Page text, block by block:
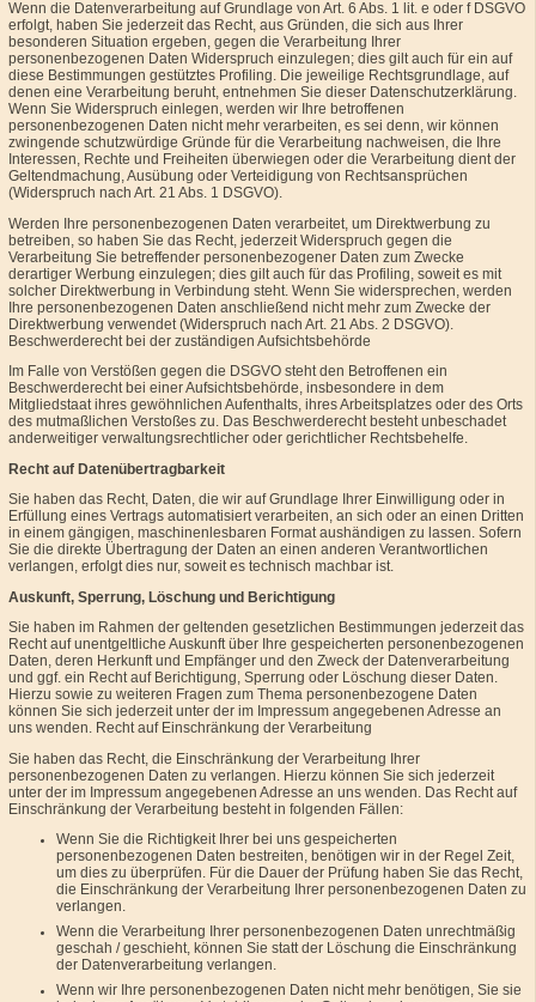
Wenn die Datenverarbeitung auf Grundlage von Art. 6 Abs. 1 lit. e oder f DSGVO
erfolgt, haben Sie jederzeit das Recht, aus Gründen, die sich aus Ihrer
besonderen Situation ergeben, gegen die Verarbeitung Ihrer
personenbezogenen Daten Widerspruch einzulegen; dies gilt auch für ein auf
diese Bestimmungen gestütztes Profiling. Die jeweilige Rechtsgrundlage, auf
denen eine Verarbeitung beruht, entnehmen Sie dieser Datenschutzerklärung.
Wenn Sie Widerspruch einlegen, werden wir Ihre betroffenen
personenbezogenen Daten nicht mehr verarbeiten, es sei denn, wir können
zwingende schutzwürdige Gründe für die Verarbeitung nachweisen, die Ihre
Interessen, Rechte und Freiheiten überwiegen oder die Verarbeitung dient der
Geltendmachung, Ausübung oder Verteidigung von Rechtsansprüchen
(Widerspruch nach Art. 21 Abs. 1 DSGVO).
Werden Ihre personenbezogenen Daten verarbeitet, um Direktwerbung zu
betreiben, so haben Sie das Recht, jederzeit Widerspruch gegen die
Verarbeitung Sie betreffender personenbezogener Daten zum Zwecke
derartiger Werbung einzulegen; dies gilt auch für das Profiling, soweit es mit
solcher Direktwerbung in Verbindung steht. Wenn Sie widersprechen, werden
Ihre personenbezogenen Daten anschließend nicht mehr zum Zwecke der
Direktwerbung verwendet (Widerspruch nach Art. 21 Abs. 2 DSGVO).
Beschwerderecht bei der zuständigen Aufsichtsbehörde
Im Falle von Verstößen gegen die DSGVO steht den Betroffenen ein
Beschwerderecht bei einer Aufsichtsbehörde, insbesondere in dem
Mitgliedstaat ihres gewöhnlichen Aufenthalts, ihres Arbeitsplatzes oder des Orts
des mutmaßlichen Verstoßes zu. Das Beschwerderecht besteht unbeschadet
anderweitiger verwaltungsrechtlicher oder gerichtlicher Rechtsbehelfe.
Recht auf Datenübertragbarkeit
Sie haben das Recht, Daten, die wir auf Grundlage Ihrer Einwilligung oder in
Erfüllung eines Vertrags automatisiert verarbeiten, an sich oder an einen Dritten
in einem gängigen, maschinenlesbaren Format aushändigen zu lassen. Sofern
Sie die direkte Übertragung der Daten an einen anderen Verantwortlichen
verlangen, erfolgt dies nur, soweit es technisch machbar ist.
Auskunft, Sperrung, Löschung und Berichtigung
Sie haben im Rahmen der geltenden gesetzlichen Bestimmungen jederzeit das
Recht auf unentgeltliche Auskunft über Ihre gespeicherten personenbezogenen
Daten, deren Herkunft und Empfänger und den Zweck der Datenverarbeitung
und ggf. ein Recht auf Berichtigung, Sperrung oder Löschung dieser Daten.
Hierzu sowie zu weiteren Fragen zum Thema personenbezogene Daten
können Sie sich jederzeit unter der im Impressum angegebenen Adresse an
uns wenden. Recht auf Einschränkung der Verarbeitung
Sie haben das Recht, die Einschränkung der Verarbeitung Ihrer
personenbezogenen Daten zu verlangen. Hierzu können Sie sich jederzeit
unter der im Impressum angegebenen Adresse an uns wenden. Das Recht auf
Einschränkung der Verarbeitung besteht in folgenden Fällen:
Wenn Sie die Richtigkeit Ihrer bei uns gespeicherten
personenbezogenen Daten bestreiten, benötigen wir in der Regel Zeit,
um dies zu überprüfen. Für die Dauer der Prüfung haben Sie das Recht,
die Einschränkung der Verarbeitung Ihrer personenbezogenen Daten zu
verlangen.
Wenn die Verarbeitung Ihrer personenbezogenen Daten unrechtmäßig
geschah / geschieht, können Sie statt der Löschung die Einschränkung
der Datenverarbeitung verlangen.
Wenn wir Ihre personenbezogenen Daten nicht mehr benötigen, Sie sie